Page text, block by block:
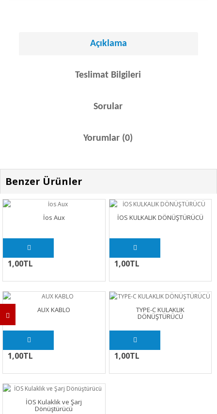
Açıklama
Teslimat Bilgileri
Sorular
Yorumlar (0)
Benzer Ürünler
İos Aux
1,00TL
İOS KULKALIK DÖNÜŞTÜRÜCÜ
1,00TL
AUX KABLO
1,00TL
TYPE-C KULAKLIK
DÖNÜŞTÜRÜCÜ
1,00TL
İOS Kulaklık ve Şarj
Dönüştürücü